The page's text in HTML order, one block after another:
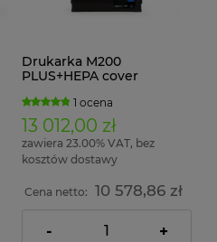
Drukarka M200
PLUS+HEPA cover
1 ocena
13 012,00 zł
zawiera 23.00% VAT, bez
kosztów dostawy
Cena netto: 10 578,86 zł
- +